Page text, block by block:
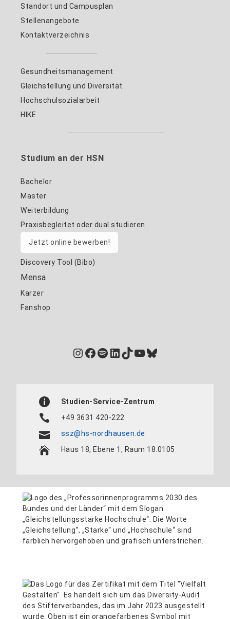
Standort und Campusplan
Stellenangebote
Kontaktverzeichnis
Gesundheitsmanagement
Gleichstellung und Diversität
Hochschulsozialarbeit
HIKE
Studium an der HSN
Bachelor
Master
Weiterbildung
Praxisbegleitet oder dual studieren
Jetzt online bewerben!
Discovery Tool (Bibo)
Mensa
Karzer
Fanshop
Instagram
Facebook
Spotify
LinkedIn
TikTok
YouTube
Bluesky
Studien-Service-Zentrum
+49 3631 420-222
ssz@hs-nordhausen.de
Haus 18, Ebene 1, Raum 18.0105